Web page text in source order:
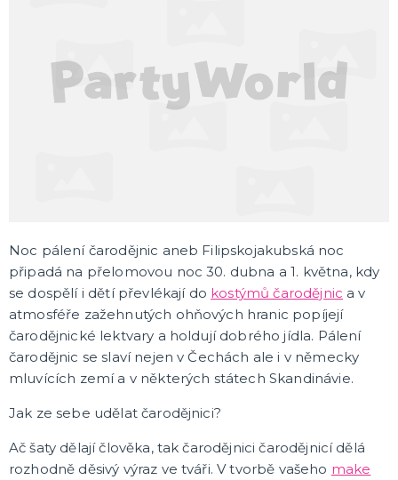
Santa Claus
DALŠÍ KATEGORIE
KOSTÝMY PRO DĚTI
Kostýmy pro kluky
Kostýmy pro dívky
Kostýmy pro nejmenší
DOPLŇKY KE KOSTÝMŮM
Mini tutu sukýnky
Rukavice
Pláště
Zbraně
Zuby
Brýle
Další doplňky
Pirátské a námořnické
Kovbojské a indiánské
Punčochy, podvazky, návleky, legíny
Čelenky
Koruny, korunky
Noc pálení čarodějnic aneb Filipskojakubská noc
připadá na přelomovou noc 30. dubna a 1. května, kdy
se dospělí i dětí převlékají do kostýmů čarodějnic a v
atmosféře zažehnutých ohňových hranic popíjejí
čarodějnické lektvary a holdují dobrého jídla. Pálení
čarodějnic se slaví nejen v Čechách ale i v německy
mluvících zemí a v některých státech Skandinávie.
Jak ze sebe udělat čarodějnici?
Ač šaty dělají člověka, tak čarodějnici čarodějnicí dělá
rozhodně děsivý výraz ve tváři. V tvorbě vašeho make